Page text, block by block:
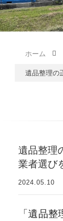
ホーム
遺品整理の
遺品整理
業者選び
2024.05.10
「遺品